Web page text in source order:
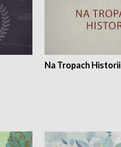
Na Tropach Historii